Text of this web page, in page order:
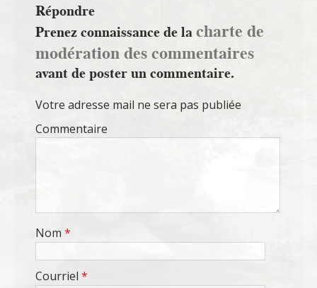
Répondre
Prenez connaissance de lacharte de
modération des commentaires
avant de poster un commentaire.
Votre adresse mail ne sera pas publiée
Commentaire
Nom *
Courriel *